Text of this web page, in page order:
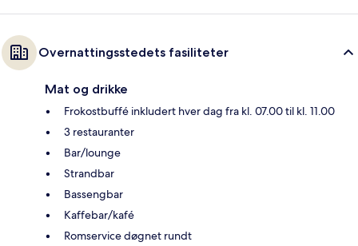
Overnattingsstedets fasiliteter
Mat og drikke
Frokostbuffé inkludert hver dag fra kl. 07.00 til kl. 11.00
3 restauranter
Bar/lounge
Strandbar
Bassengbar
Kaffebar/kafé
Romservice døgnet rundt